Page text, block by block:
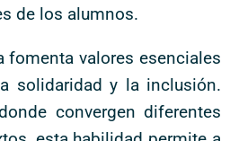
de los alumnos.
fomenta valores esenciales
solidaridad y la inclusión.
convergen diferentes